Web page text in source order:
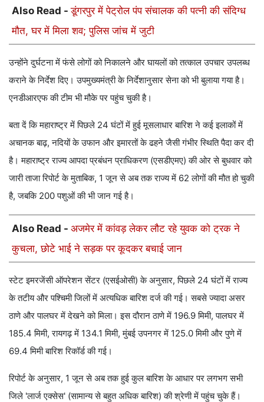
Also Read -डूंगरपुर में पेट्रोल पंप संचालक की पत्नी की संदिग्ध
मौत, घर में मिला शव; पुलिस जांच में जुटी
उन्होंने दुर्घटना में फंसे लोगों को निकालने और घायलों को तत्काल उपचार उपलब्ध
कराने के निर्देश दिए। उपमुख्यमंत्री के निर्देशानुसार सेना को भी बुलाया गया है।
एनडीआरएफ की टीम भी मौके पर पहुंच चुकी है।
बता दें कि महाराष्ट्र में पिछले 24 घंटों में हुई मूसलाधार बारिश ने कई इलाकों में
अचानक बाढ़, नदियों के उफान और इमारतों के ढहने जैसी गंभीर स्थिति पैदा कर दी
है। महाराष्ट्र राज्य आपदा प्रबंधन प्राधिकरण (एसडीएमए) की ओर से बुधवार को
जारी ताजा रिपोर्ट के मुताबिक, 1 जून से अब तक राज्य में 62 लोगों की मौत हो चुकी
है, जबकि 200 पशुओं की भी जान गई है।
Also Read - अजमेर में कांवड़ लेकर लौट रहे युवक को ट्रक ने
कुचला, छोटे भाई ने सड़क पर कूदकर बचाई जान
स्टेट इमरजेंसी ऑपरेशन सेंटर (एसईओसी) के अनुसार, पिछले 24 घंटों में राज्य
के तटीय और पश्चिमी जिलों में अत्यधिक बारिश दर्ज की गई। सबसे ज्यादा असर
ठाणे और पालघर में देखने को मिला। इस दौरान ठाणे में 196.9 मिमी, पालघर में
185.4 मिमी, रायगढ़ में 134.1 मिमी, मुंबई उपनगर में 125.0 मिमी और पुणे में
69.4 मिमी बारिश रिकॉर्ड की गई।
रिपोर्ट के अनुसार, 1 जून से अब तक हुई कुल बारिश के आधार पर लगभग सभी
जिले 'लार्ज एक्सेस' (सामान्य से बहुत अधिक बारिश) की श्रेणी में पहुंच चुके हैं।